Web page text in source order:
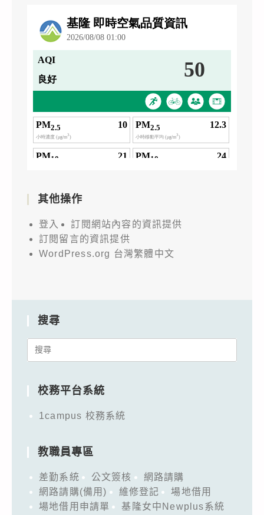
其他操作
登入
訂閱網站內容的資訊提供
訂閱留言的資訊提供
WordPress.org 台灣繁體中文
搜尋
Search
校務平台系統
1campus 校務系統
教職員專區
差勤系統 公文簽核
網路請購
網路請購(備用)
維修登記
場地借用
場地借用申請單
基隆女中Newplus系統